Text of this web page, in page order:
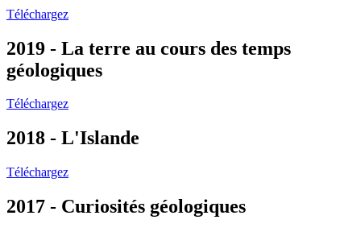
Téléchargez
2019 - La terre au cours des temps
géologiques
Téléchargez
2018 - L'Islande
Téléchargez
2017 - Curiosités géologiques